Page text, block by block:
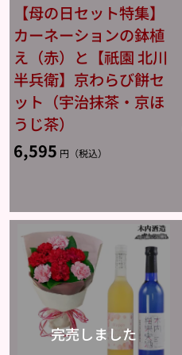
【母の日セット特集】
カーネーションの鉢植
え（赤）と【祇園 北川
半兵衛】京わらび餅セ
ット（宇治抹茶・京ほ
うじ茶）
6,595 円（税込）